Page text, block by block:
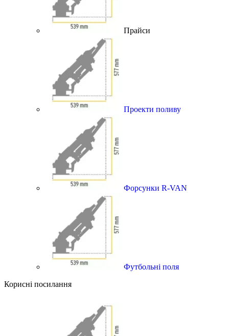
Прайси
Проекти поливу
Форсунки R-VAN
Футбольні поля
Корисні посилання